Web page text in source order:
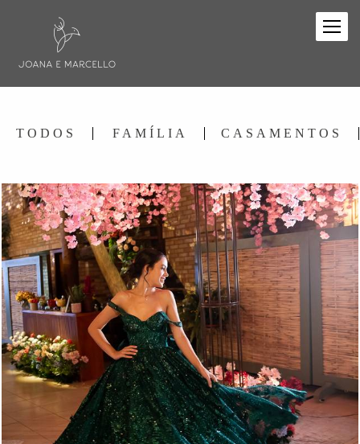
TODOS FAMÍLIA CASAMENTOS
292 0